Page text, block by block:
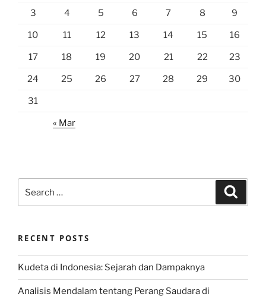
3 4 5 6 7 8 9
10 11 12 13 14 15 16
17 18 19 20 21 22 23
24 25 26 27 28 29 30
31
« Mar
for:
RECENT POSTS
Kudeta di Indonesia: Sejarah dan Dampaknya
Analisis Mendalam tentang Perang Saudara di